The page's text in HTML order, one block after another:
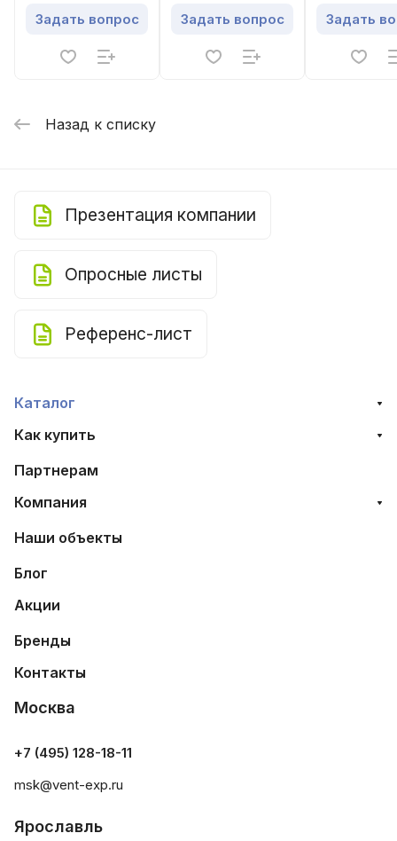
Задать вопрос Задать вопрос Задать
Назад к списку
Презентация компании
Опросные листы
Референс-лист
Каталог
Как купить
Партнерам
Компания
Наши объекты
Блог
Акции
Бренды
Контакты
Москва
+7 (495) 128-18-11
msk@vent-exp.ru
Ярославль